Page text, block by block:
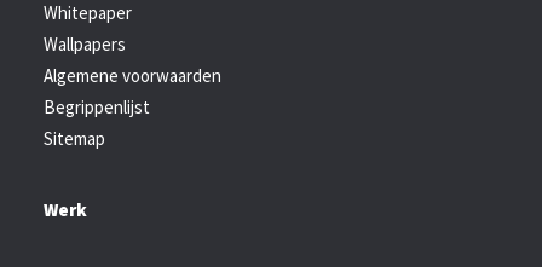
Whitepaper
Wallpapers
Algemene voorwaarden
Begrippenlijst
Sitemap
Werk